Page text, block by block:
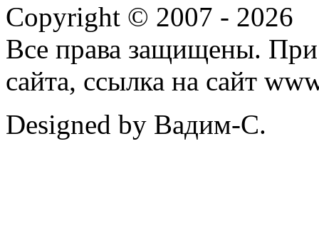
Copyright © 2007 - 2026
Все права защищены. При
сайта, ссылка на сайт
Designed by Вадим-С.